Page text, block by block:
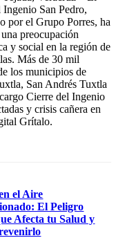
Ingenio San Pedro,
por el Grupo Porres, ha
una preocupación
y social en la región de
Más de 30 mil
los municipios de
San Andrés Tuxtla
Cierre del Ingenio
y crisis cañera en
Grítalo.
el Aire
El Peligro
Afecta tu Salud y